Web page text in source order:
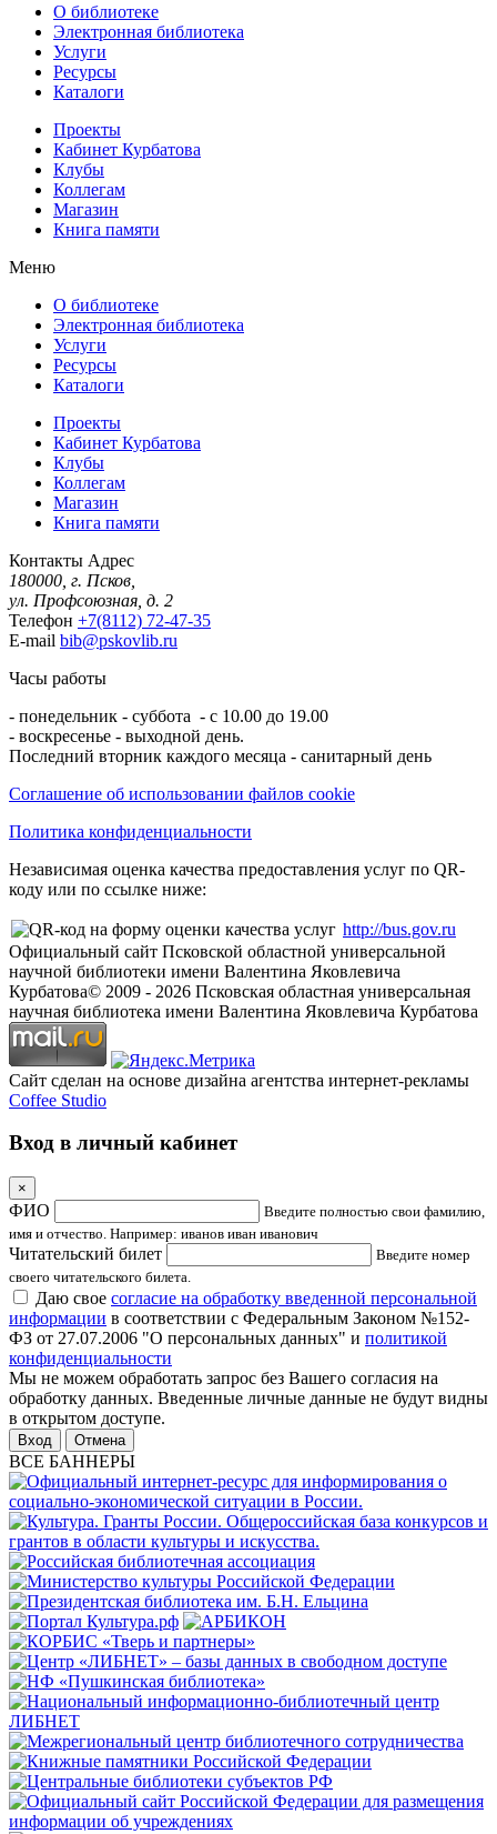
О библиотеке
Электронная библиотека
Услуги
Ресурсы
Каталоги
Проекты
Кабинет Курбатова
Клубы
Коллегам
Магазин
Книга памяти
Меню
О библиотеке
Электронная библиотека
Услуги
Ресурсы
Каталоги
Проекты
Кабинет Курбатова
Клубы
Коллегам
Магазин
Книга памяти
Контакты Адрес
180000, г. Псков,
ул. Профсоюзная, д. 2
Телефон +7(8112) 72-47-35
E-mail bib@pskovlib.ru
Часы работы
- понедельник - суббота - с 10.00 до 19.00
- воскресенье - выходной день.
Последний вторник каждого месяца - санитарный день
Соглашение об использовании файлов cookie
Политика конфиденциальности
Независимая оценка качества предоставления услуг по QR-
коду или по ссылке ниже:
http://bus.gov.ru
Официальный сайт Псковской областной универсальной
научной библиотеки имени Валентина Яковлевича
Курбатова© 2009 - 2026 Псковская областная универсальная
научная библиотека имени Валентина Яковлевича Курбатова
Сайт сделан на основе дизайна агентства интернет-рекламы
Coffee Studio
Вход в личный кабинет
×
ФИО
Введите полностью свои фамилию,
имя и отчество. Например: иванов иван иванович
Читательский билет
Введите номер
своего читательского билета.
Даю свое согласие на обработку введенной персональной
информации в соответствии с Федеральным Законом №152-
ФЗ от 27.07.2006 "О персональных данных" и политикой
конфиденциальности
Мы не можем обработать запрос без Вашего согласия на
обработку данных. Введенные личные данные не будут видны
в открытом доступе.
Отмена
ВСЕ БАННЕРЫ